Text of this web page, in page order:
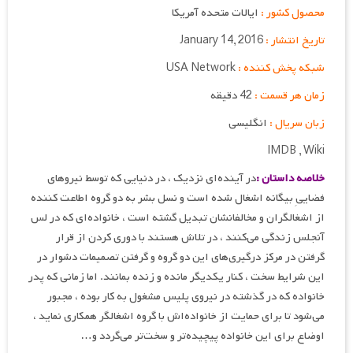
محصول کشور : ایالات متحده آمریکا
تاریخ انتشار :January 14, 2016
شبکه پخش کننده :
زمان هر قسمت :
زبان سریال : انگلیسی
IMDB , Wiki
خلاصه داستان :در آینده‌ای نزدیک ، در دنیایی که توسط نیروهای
فضاییِ بیگانه اشغال شده است و نسل بشر به دو گروه اطاعت کننده
از اشغالگران و مخالفانشان تبدیل گشته است ، خانواده‌ای که در لس
آنجلس زندگی می‌کنند ، در تلاش هستند با دوری کردن از قرار
گرفتن در مرکز درگیری‌های این دو گروه و گرفتن تصمیمات دشوار در
این شرایط سخت ، کنار یکدیگر مانده و زنده بمانند. اما زمانی که پدر
خانواده که در گذشته در نیروی پلیس مشغول به کار بوده ، مجبور
می‌شود تا برای حمایت از خانواده‌اش با گروه اشغالگر همکاری نماید ،
اوضاع برای این خانواده پیچیده‌تر و سخت‌تر می‌گردد و…